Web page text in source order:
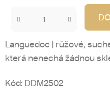
Languedoc | růžové,
která nenechá žádnou
Kód: DDM2502